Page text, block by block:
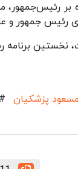
بر رئیس‌جمهور،
رئیس جمهور و
نخستین برنامه
مسعود پزشکیان #